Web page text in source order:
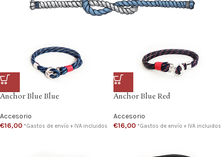
Anchor Blue Blue
Accesorio
€16,00 *Gastos de envío + IVA incluidos
Anchor Blue Red
Accesorio
€16,00 *Gastos de envío + IVA incluidos